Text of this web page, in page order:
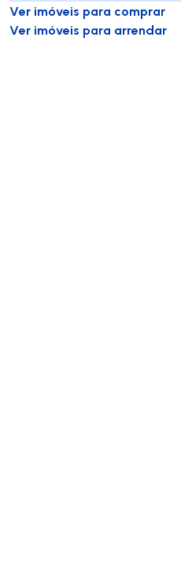
Ver imóveis para comprar
Ver imóveis para arrendar